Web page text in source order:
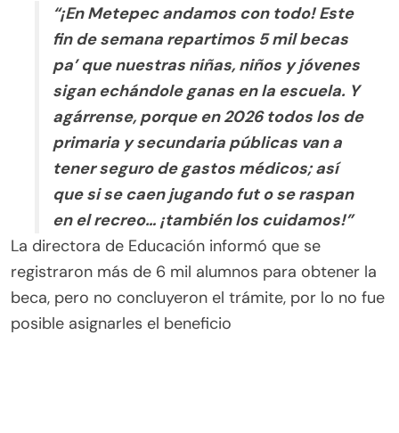
“¡En Metepec andamos con todo! Este
fin de semana repartimos 5 mil becas
pa’ que nuestras niñas, niños y jóvenes
sigan echándole ganas en la escuela. Y
agárrense, porque en 2026 todos los de
primaria y secundaria públicas van a
tener seguro de gastos médicos; así
que si se caen jugando fut o se raspan
en el recreo… ¡también los cuidamos!”
La directora de Educación informó que se
registraron más de 6 mil alumnos para obtener la
beca, pero no concluyeron el trámite, por lo no fue
posible asignarles el beneficio